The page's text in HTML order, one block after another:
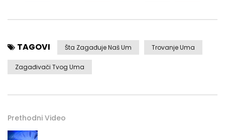
TAGOVI Šta Zagađuje Naš Um Trovanje Uma
Zagađivači Tvog Uma
Prethodni Video